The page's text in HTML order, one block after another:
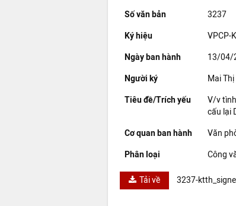
Số văn bản 3237
Ký hiệu VPCP-
Ngày ban hành 13/04/
Người ký Mai
Tiêu đề/Trích yếu
V/v
cấu lại
Cơ quan ban hành Văn
Phân loại Công
Tải về 3237-